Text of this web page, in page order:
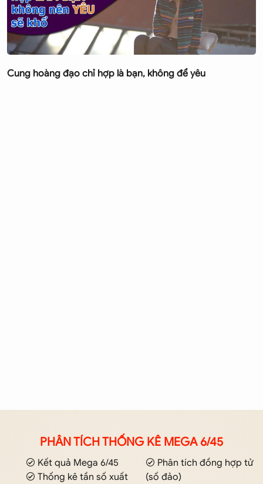
Cung hoàng đạo chỉ hợp là bạn, không để yêu
PHÂN TÍCH THỐNG KÊ MEGA 6/45
Kết quả Mega 6/45
Thống kê tần số xuất
Phân tích đồng hợp tử
(số đảo)